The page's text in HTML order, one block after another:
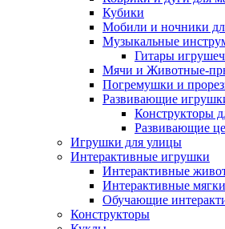
Кубики
Мобили и ночники
Музыкальные
Гитары
Мячи и Животные-
Погремушки и
Развивающие
Конструкторы
Развивающие
Игрушки для улицы
Интерактивные игрушки
Интерактивные
Интерактивные
Обучающие
Конструкторы